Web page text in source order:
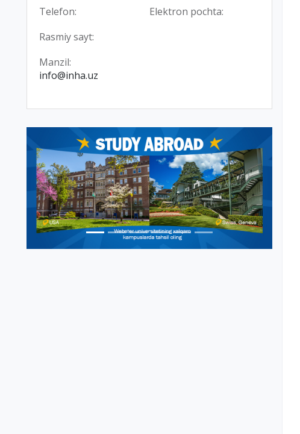
Telefon:
Elektron pochta:
Rasmiy sayt:
Manzil:
info@inha.uz